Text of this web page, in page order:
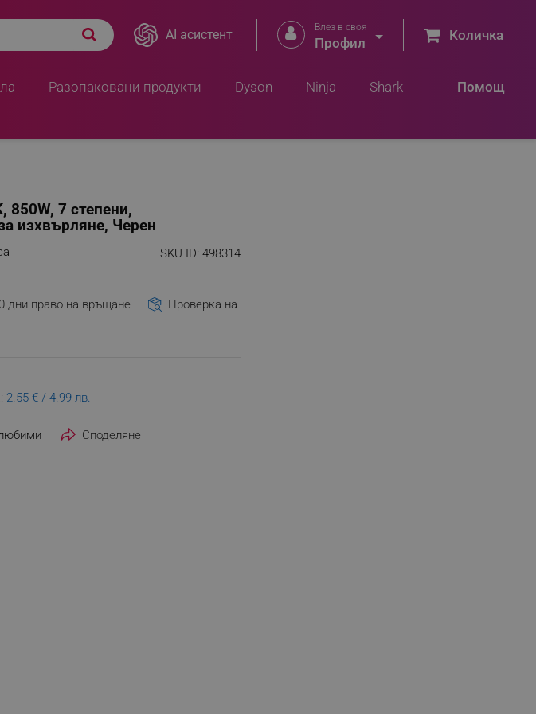
AI асистент  Влез в своя
Профил  Количка
Разопаковани продукти Помощ
Dyson Ninja Shark
850W, 7 степени,
изхвърляне, Черен
SKU ID: 498314
дни право на връщане
Проверка на
2.55 € / 4.99 лв.
Споделяне